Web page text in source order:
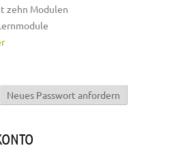
zehn Modulen
Reiter)
Neues Passwort anfordern